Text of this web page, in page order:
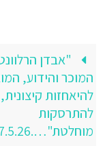
"אבדן
המוכר והידוע,
להיאחזות
להתרסקות
מוחלטת"….7.5.26